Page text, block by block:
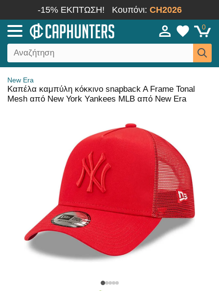
-15% ΕΚΠΤΩΣΗ! Κουπόνι: CH2026
0
New Era
Καπέλα καμπύλη κόκκινο snapback A Frame Tonal
Mesh από New York Yankees MLB από New Era